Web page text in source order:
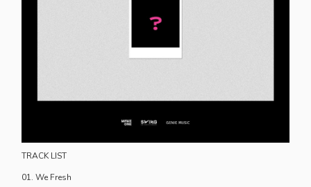
TRACK LIST
01. We Fresh